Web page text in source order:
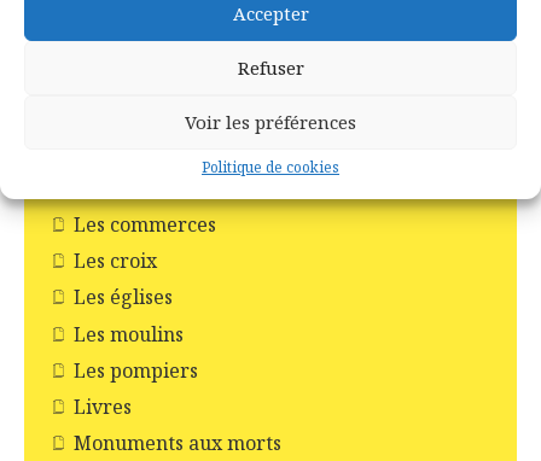
Accepter
Refuser
Voir les préférences
Politique de cookies
Tréhorenteuc
Histoire et Patrimoines de Campénéac
Incendie en forêt de Brocéliande
Les commerces
Les croix
Les églises
Les moulins
Les pompiers
Livres
Monuments aux morts